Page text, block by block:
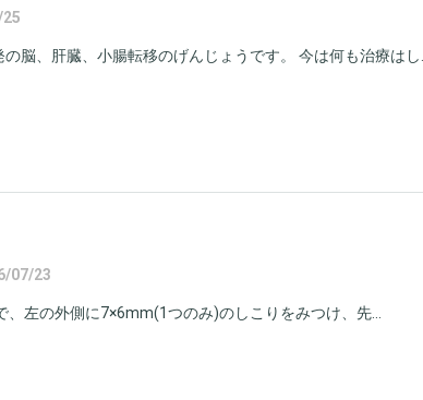
脳、肝臓、小腸転移のげんじょうです。 今は何も治療はし...
07/23
左の外側に7×6mm(1つのみ)のしこりをみつけ、先...